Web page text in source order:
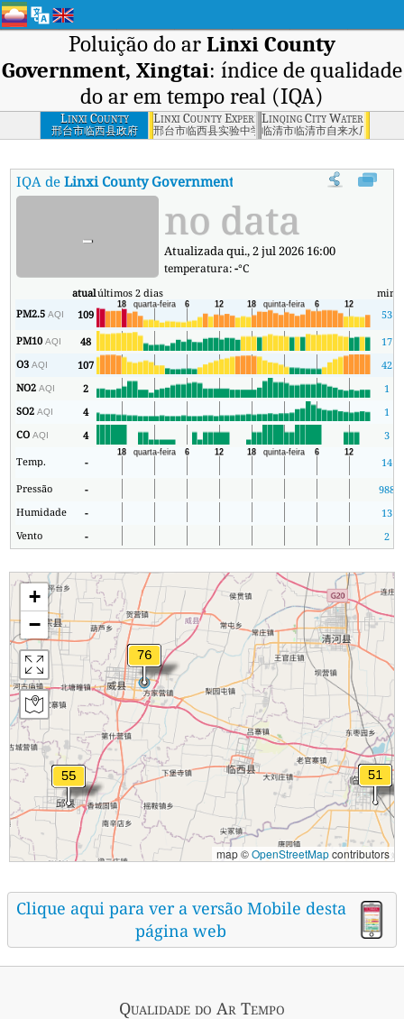
Poluição do ar Linxi County
Government, Xingtai: índice de qualidade
do ar em tempo real (IQA)
Linxi County
Government,
Xingtai
邢台市临西县政府
Linxi County Experimental Middle School,
邢台市临西县实验中学
Linqing City Waterworks,
临清市临清市自来水厂
IQA deLinxi County Government, Xingtai Índice de
- no data
Atualizada qui., 2 jul 2026 16:00
temperatura:-°C
atualúltimos 2 dias min
PM2.5AQI 109 53
PM10AQI 48 17
O3AQI 107 42
NO2AQI 2
1
SO2AQI 4 1
COAQI 4
3
Temp.
- 14
Pressão
- 988
Humidade
- 13
Vento
- 2
+
−
map ©OpenStreetMapcontributors
Clique aqui para ver a versão Mobile desta
página web
Qualidade do Ar Tempo